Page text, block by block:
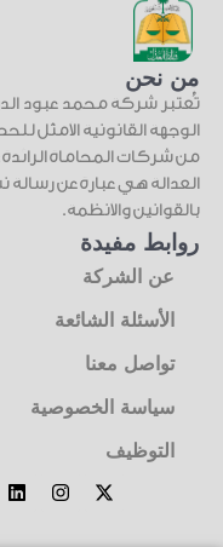
من نحن
تُعتبر شركة محمد عبود
الوجهة القانونية الأمثل
من شركات المحاماة
العدالة هي عبارة عن رسالة
بالقوانين والأنظمة.
روابط مفيدة
عن الشركة
الأسئلة الشائعة
تواصل معنا
سياسة الخصوصية
التوظيف